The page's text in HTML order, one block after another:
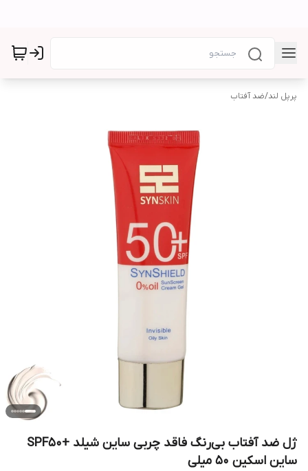
پرپل لند/ضد آفتاب
ژل ضد آفتاب بی‌رنگ فاقد چربی ساین شیلد +SPF50
ساین اسکین 50 میلی